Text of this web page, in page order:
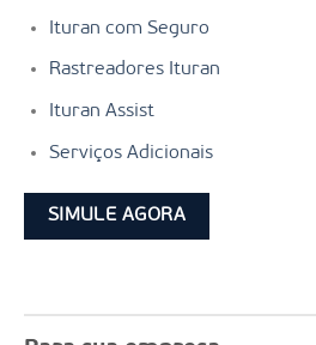
Ituran com Seguro
Rastreadores Ituran
Ituran Assist
Serviços Adicionais
SIMULE AGORA